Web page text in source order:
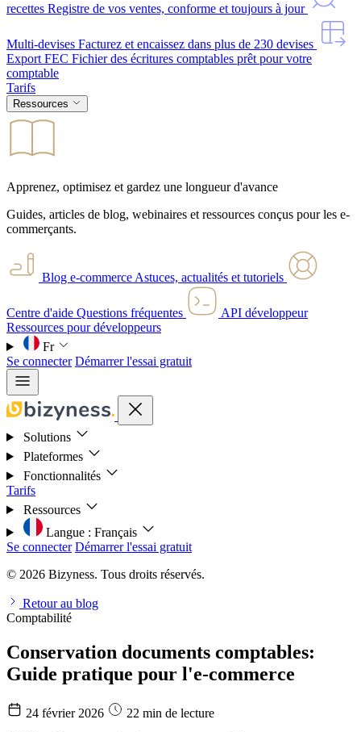
recettes Registre de vos ventes, conforme et toujours à jour
Multi-devises Facturez et encaissez dans plus de 230 devises
Export FEC Fichier des écritures comptables prêt pour votre
comptable
Tarifs
Ressources
Apprenez, optimisez et gardez une longueur d'avance
Guides, articles de blog, webinaires et ressources conçus pour les e-
commerçants.
Blog e-commerce Astuces, actualités et tutoriels
Centre d'aide Questions fréquentes
API développeur
Ressources pour développeurs
Fr
Se connecter Démarrer l'essai gratuit
Solutions
Plateformes
Fonctionnalités
Tarifs
Ressources
Langue : Français
Se connecter Démarrer l'essai gratuit
© 2026 Bizyness. Tous droits réservés.
Retour au blog
Comptabilité
Conservation documents comptables:
Guide pratique pour l'e-commerce
24 février 2026
22 min de lecture